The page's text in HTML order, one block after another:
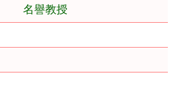
名譽教授